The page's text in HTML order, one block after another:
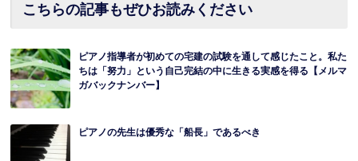
こちらの記事もぜひお読みください
ピアノ指導者が初めての宅建の試験を通して感じたこと。私た
ちは「努力」という自己完結の中に生きる実感を得る【メルマ
ガバックナンバー】
ピアノの先生は優秀な「船長」であるべき